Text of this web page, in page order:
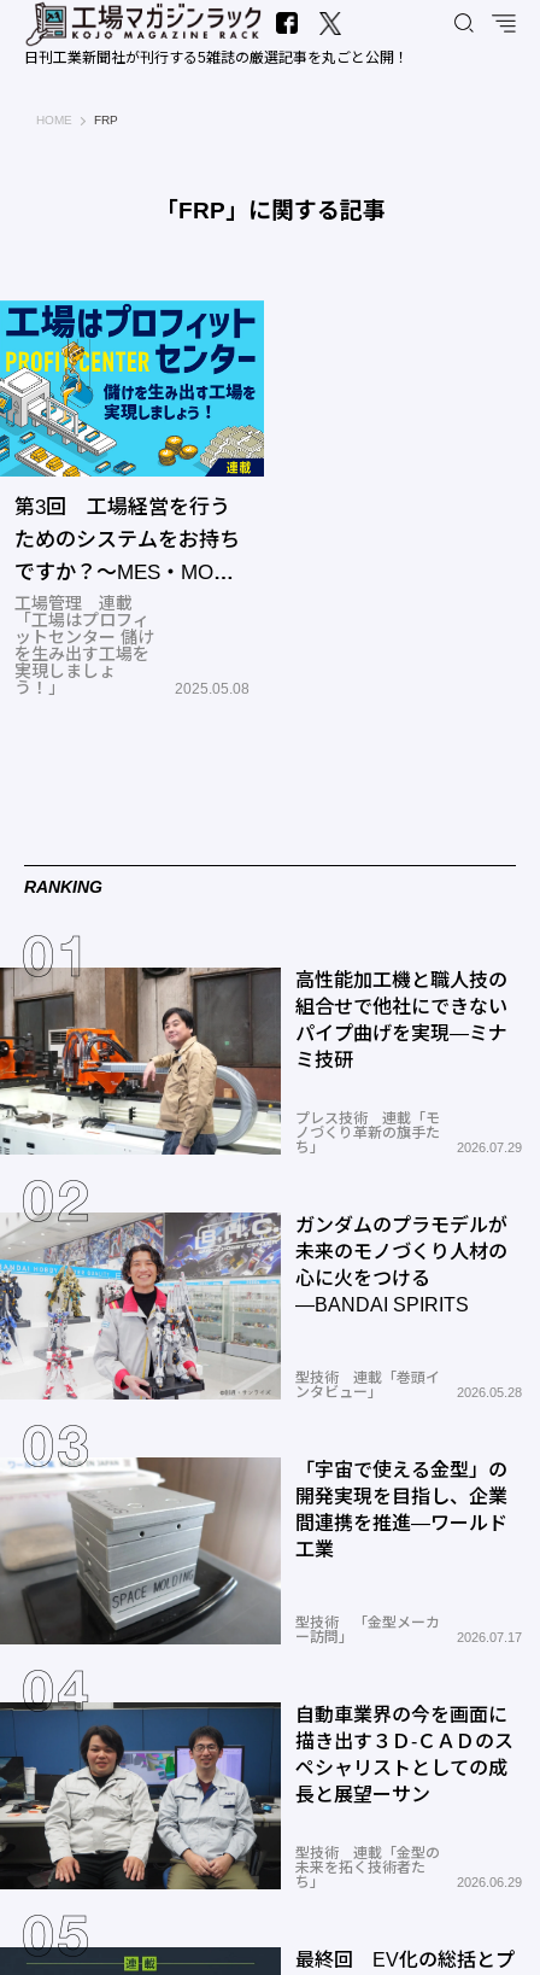
日刊工業新聞社が刊行する5雑誌の厳選記事を丸ごと公開！
HOME 工場マガジンラック｜日刊工業新聞社
FRP
「FRP」に関する記事
第3回 工場経営を行う
ためのシステムをお持ち
ですか？～MES・MOM
って知っていますか？～
工場管理 連載
「工場はプロフィ
ットセンター 儲け
を生み出す工場を
実現しましょ
う！」
2025.05.08
RANKING
高性能加工機と職人技の
組合せで他社にできない
パイプ曲げを実現―ミナ
ミ技研
プレス技術 連載「モ
ノづくり革新の旗手た
ち」
2026.07.29
ガンダムのプラモデルが
未来のモノづくり人材の
心に火をつける
―BANDAI SPIRITS
型技術 連載「巻頭イ
ンタビュー」
2026.05.28
「宇宙で使える金型」の
開発実現を目指し、企業
間連携を推進―ワールド
工業
型技術 「金型メーカ
ー訪問」
2026.07.17
自動車業界の今を画面に
描き出す３Ｄ-ＣＡＤのス
ペシャリストとしての成
長と展望ーサン
型技術 連載「金型の
未来を拓く技術者た
ち」
2026.06.29
最終回 EV化の総括とプ